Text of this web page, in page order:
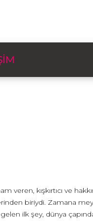
veren, kışkırtıcı ve
biriydi. Zamana
ilk şey, dünya